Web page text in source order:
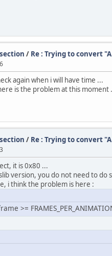
/ Re : Trying to convert
again when i will have time ...
is the problem at this moment
/ Re : Trying to convert
it is 0x80 ...
version, you do not need to
i think the problem is here :
>=